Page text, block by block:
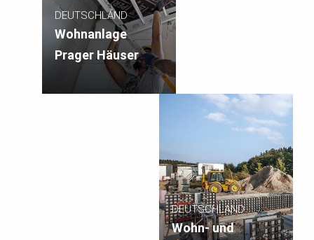
DEUTSCHLAND
Wohnanlage
Prager Häuser
DEUTSCHLAND
Wohn- und